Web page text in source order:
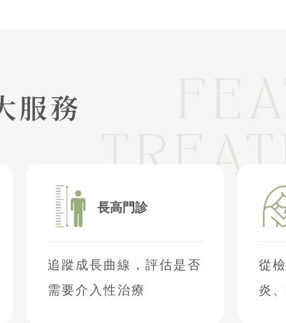
服務
長高門診
追蹤成長曲線，評估是否
需要介入性治療
從
炎